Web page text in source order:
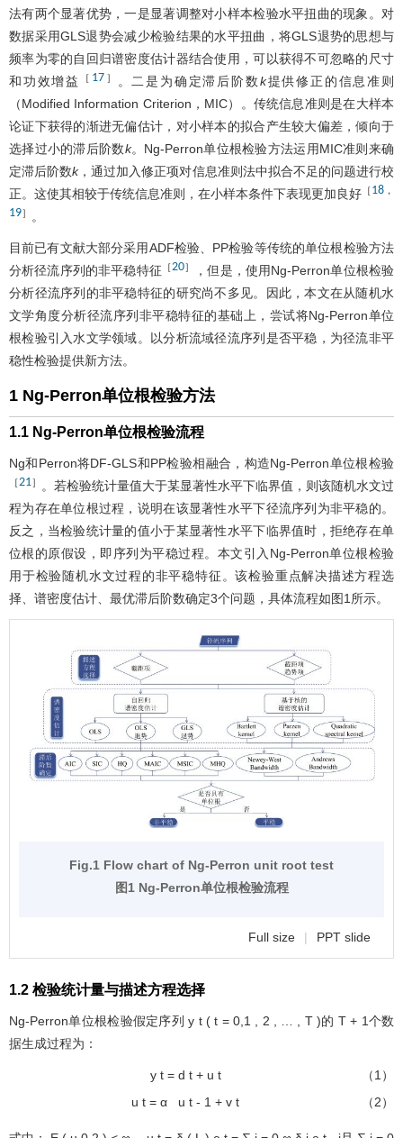
法有两个显著优势，一是显著调整对小样本检验水平扭曲的现象。对
数据采用GLS退势会减少检验结果的水平扭曲，将GLS退势的思想与
频率为零的自回归谱密度估计器结合使用，可以获得不可忽略的尺寸
和功效增益
［ 17］ 。二是为确定滞后阶数k提供修正的信息准则
（Modified Information Criterion，MIC）。传统信息准则是在大样本
论证下获得的渐进无偏估计，对小样本的拟合产生较大偏差，倾向于
选择过小的滞后阶数k。Ng-Perron单位根检验方法运用MIC准则来确
定滞后阶数k，通过加入修正项对信息准则法中拟合不足的问题进行校
正。这使其相较于传统信息准则，在小样本条件下表现更加良好 ［18 ，
19］ 。
目前已有文献大部分采用ADF检验、PP检验等传统的单位根检验方法
分析径流序列的非平稳特征 ［20］
，但是，使用Ng-Perron单位根检验
分析径流序列的非平稳特征的研究尚不多见。因此，本文在从随机水
文学角度分析径流序列非平稳特征的基础上，尝试将Ng-Perron单位
根检验引入水文学领域。以分析流域径流序列是否平稳，为径流非平
稳性检验提供新方法。
1 Ng-Perron单位根检验方法
1.1 Ng-Perron单位根检验流程
Ng和Perron将DF-GLS和PP检验相融合，构造Ng-Perron单位根检验
［21］
。若检验统计量值大于某显著性水平下临界值，则该随机水文过
程为存在单位根过程，说明在该显著性水平下径流序列为非平稳的。
反之，当检验统计量的值小于某显著性水平下临界值时，拒绝存在单
位根的原假设，即序列为平稳过程。本文引入Ng-Perron单位根检验
用于检验随机水文过程的非平稳特征。该检验重点解决描述方程选
择、谱密度估计、最优滞后阶数确定3个问题，具体流程如图1 所示。
Fig.1 Flow chart of Ng-Perron unit root test
图1 Ng-Perron单位根检验流程
Full size | PPT slide
1.2 检验统计量与描述方程选择
Ng-Perron单位根检验假定序列 y t ( t = 0,1 , 2 , … , T )的 T + 1个数
据生成过程为：
y t = d t + u t
（1）
u t = α u t - 1 + v t （2）